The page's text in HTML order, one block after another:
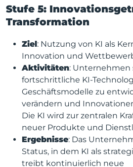
Stufe 5:
Transformation
Ziel: Nutzung von KI als
Innovation und
Aktivitäten: Unternehmen
fortschrittliche KI-
Geschäftsmodelle zu
verändern und
Die KI wird zur zentralen
neuer Produkte und
Ergebnisse: Das
Status, in dem KI als
treibt kontinuierlich neue